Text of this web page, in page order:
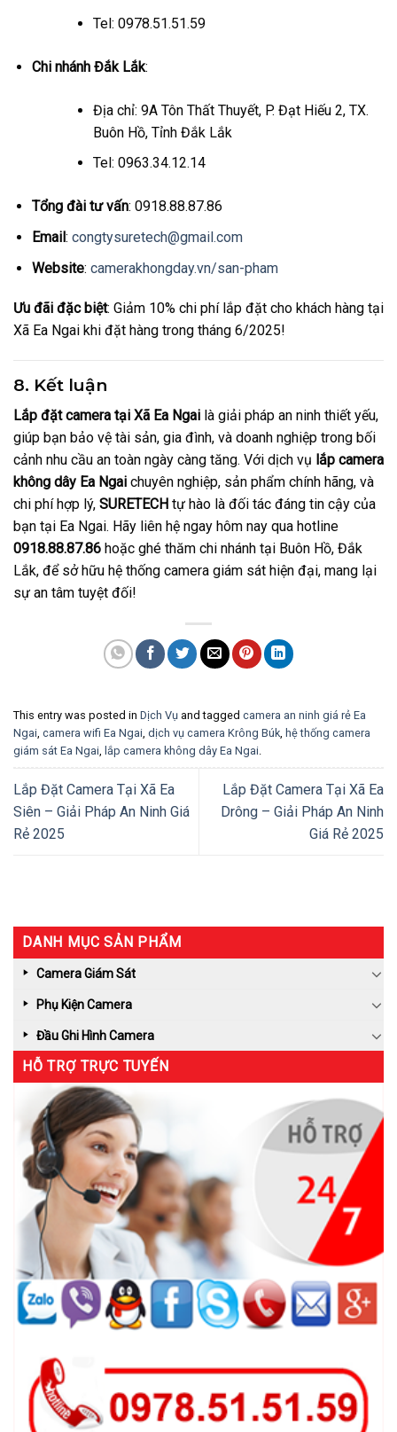
Tel: 0978.51.51.59
Chi nhánh Đắk Lắk:
Địa chỉ: 9A Tôn Thất Thuyết, P. Đạt Hiếu 2, TX.
Buôn Hồ, Tỉnh Đắk Lắk
Tel: 0963.34.12.14
Tổng đài tư vấn: 0918.88.87.86
Email: congtysuretech@gmail.com
Website: camerakhongday.vn/san-pham
Ưu đãi đặc biệt: Giảm 10% chi phí lắp đặt cho khách hàng tại
Xã Ea Ngai khi đặt hàng trong tháng 6/2025!
8. Kết luận
Lắp đặt camera tại Xã Ea Ngai là giải pháp an ninh thiết yếu,
giúp bạn bảo vệ tài sản, gia đình, và doanh nghiệp trong bối
cảnh nhu cầu an toàn ngày càng tăng. Với dịch vụ lắp camera
không dây Ea Ngai chuyên nghiệp, sản phẩm chính hãng, và
chi phí hợp lý, SURETECH tự hào là đối tác đáng tin cậy của
bạn tại Ea Ngai. Hãy liên hệ ngay hôm nay qua hotline
0918.88.87.86 hoặc ghé thăm chi nhánh tại Buôn Hồ, Đắk
Lắk, để sở hữu hệ thống camera giám sát hiện đại, mang lại
sự an tâm tuyệt đối!
This entry was posted in Dịch Vụ and tagged camera an ninh giá rẻ Ea
Ngai, camera wifi Ea Ngai, dịch vụ camera Krông Búk, hệ thống camera
giám sát Ea Ngai, lắp camera không dây Ea Ngai.
Lắp Đặt Camera Tại Xã Ea
Siên – Giải Pháp An Ninh Giá
Rẻ 2025
Lắp Đặt Camera Tại Xã Ea
Drông – Giải Pháp An Ninh
Giá Rẻ 2025
DANH MỤC SẢN PHẨM
Camera Giám Sát
Phụ Kiện Camera
Đầu Ghi Hình Camera
HỖ TRỢ TRỰC TUYẾN